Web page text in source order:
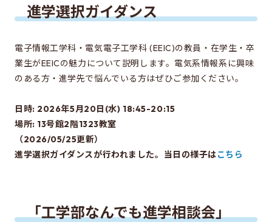
EEICの授業
カリキュラム・講義系統図
年間スケジュール
施設・設備
先輩たちの声・進路
進学選択ガイダンス
電子情報工学科・電気電子工学科 (EEIC)の教員・在学生・卒
業生がEEICの魅力について説明します。電気系情報系に興味
のある方・進学先で悩んでいる方はぜひご参加ください。
日時: 2026年5月20日(水) 18:45-20:15
場所: 13号館2階1323教室
（2026/05/25更新）
進学選択ガイダンスが行われました。当日の様子はこちら
「工学部なんでも進学相談会」